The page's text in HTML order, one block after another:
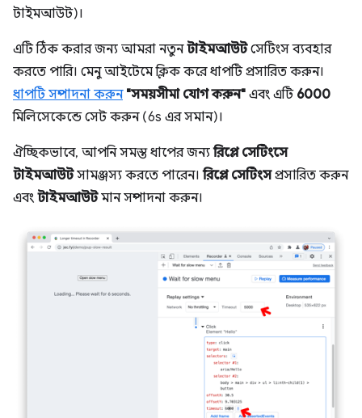
টাইমআউট)।
এটি ঠিক করার জন্য আমরা নতুনটাইমআউটসেটিংস ব্যবহার
করতে পারি। মেনু আইটেমে ক্লিক করে ধাপটি প্রসারিত করুন।
ধাপটি সম্পাদনা করুন "সময়সীমা যোগ করুন" এবং এটি 6000
মিলিসেকেন্ডে সেট করুন (6s এর সমান)।
ঐচ্ছিকভাবে, আপনি সমস্ত ধাপের জন্যরিপ্লে সেটিংসে
টাইমআউটসামঞ্জস্য করতে পারেন।রিপ্লে সেটিংসপ্রসারিত করুন
এবং টাইমআউটমান সম্পাদনা করুন।